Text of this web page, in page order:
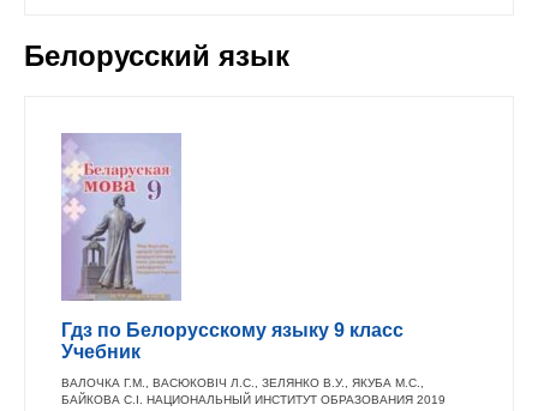
Белорусский язык
Гдз по Белорусскому языку 9 класс
Учебник
ВАЛОЧКА Г.М., ВАСЮКОВІЧ Л.С., ЗЕЛЯНКО В.У., ЯКУБА М.С.,
БАЙКОВА С.І. НАЦИОНАЛЬНЫЙ ИНСТИТУТ ОБРАЗОВАНИЯ 2019